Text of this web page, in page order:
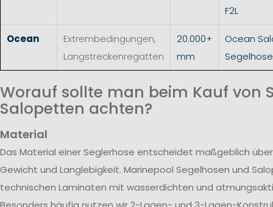
F2L
Ocean
Extrembedingungen,
Langstreckenregatten
20.000+
mm
Ocean
Segelhose
Worauf sollte man beim Kauf von
Salopetten achten?
Material
Das Material einer Seglerhose entscheidet maßgeblich
Gewicht und Langlebigkeit. Marinepool Segelhosen und
technischen Laminaten mit wasserdichten und